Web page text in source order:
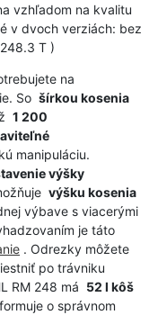
vzhľadom na kvalitu
v dvoch verziách: bez
T )
na
So šírkou kosenia
1 200
manipuláciu.
výšky
výšku kosenia
výbave s viacerými
je táto
. Odrezky môžete
po trávniku
RM 248 má 52 l kôš
o správnom